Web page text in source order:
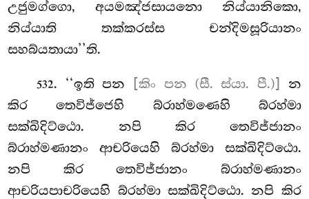
උජුමග්ගො, අයමඤ්ජසායනො නිය්යානිකො,
නිය්යාති තක්කරස්ස චන්දිමසූරියානං
සහබ්යතායා’’ති.
532. ‘‘ඉති පන [කිං පන (සී. ස්යා. පී.)]
න
කිර තෙවිජ්ජෙහි බ්රාහ්මණෙහි බ්රහ්මා
සක්ඛිදිට්ඨො. නපි කිර තෙවිජ්ජානං
බ්රාහ්මණානං ආචරියෙහි බ්රහ්මා සක්ඛිදිට්ඨො.
නපි කිර තෙවිජ්ජානං බ්රාහ්මණානං
ආචරියපාචරියෙහි බ්රහ්මා සක්ඛිදිට්ඨො. නපි කිර